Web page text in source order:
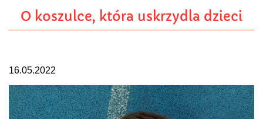
O koszulce, która uskrzydla dzieci
16.05.2022